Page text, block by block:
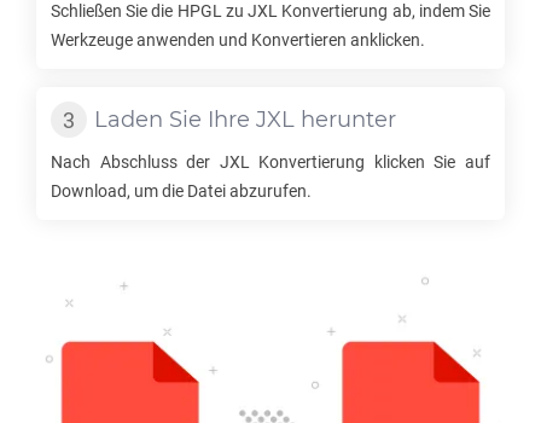
Schließen Sie die HPGL zuJXL Konvertierung ab, indem Sie
Werkzeuge anwenden und Konvertieren anklicken.
Laden Sie Ihre JXL herunter
Nach Abschluss der JXL
Konvertierung klicken Sie auf
Download, um die Datei abzurufen.